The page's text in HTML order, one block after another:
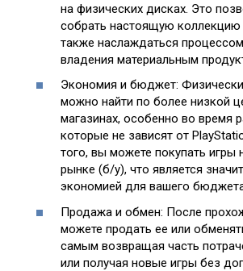
на физических дисках. Это
собрать настоящую коллекцию
также наслаждаться
владения материальным
Экономия и бюджет:
можно найти по более низкой
магазинах, особенно во время
которые не зависят от
того, вы можете покупать игры
рынке (б/у), что является
экономией для вашего
Продажа и обмен: После
можете продать ее или
самым возвращая часть
или получая новые игры без